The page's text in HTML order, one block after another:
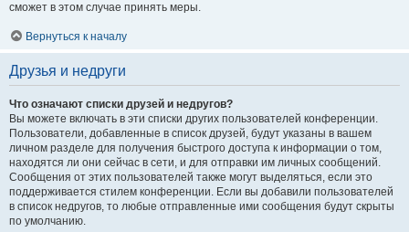
сможет в этом случае принять меры.
Вернуться к началу
Друзья и недруги
Что означают списки друзей и недругов?
Вы можете включать в эти списки других пользователей конференции.
Пользователи, добавленные в список друзей, будут указаны в вашем
личном разделе для получения быстрого доступа к информации о том,
находятся ли они сейчас в сети, и для отправки им личных сообщений.
Сообщения от этих пользователей также могут выделяться, если это
поддерживается стилем конференции. Если вы добавили пользователей
в список недругов, то любые отправленные ими сообщения будут скрыты
по умолчанию.